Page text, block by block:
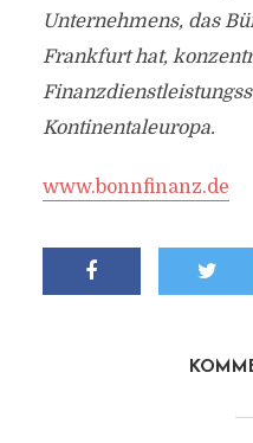
Unternehmens, das
Frankfurt hat,
Kontinentaleuropa.
www.bonnfinanz.de